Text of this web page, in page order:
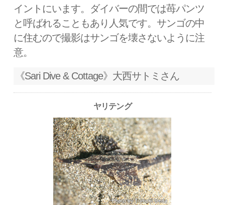
イントにいます。ダイバーの間では苺パンツ
と呼ばれることもあり人気です。サンゴの中
に住むので撮影はサンゴを壊さないように注
意。
《Sari Dive & Cottage》大西サトミさん
ヤリテング